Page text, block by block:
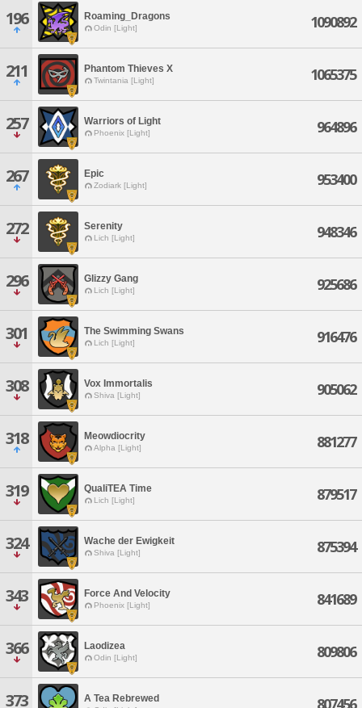
196 Roaming_Dragons
Odin [Light] 1090892
211 Phantom Thieves X
Twintania [Light] 1065375
257 Warriors of Light
Phoenix [Light] 964896
267 Epic
Zodiark [Light] 953400
272 Serenity
Lich [Light] 948346
296 Glizzy Gang
Lich [Light] 925686
301 The Swimming Swans
Lich [Light] 916476
308 Vox Immortalis
Shiva [Light] 905062
318 Meowdiocrity
Alpha [Light] 881277
319 QualiTEA Time
Lich [Light] 879517
324 Wache der Ewigkeit
Shiva [Light] 875394
343 Force And Velocity
Phoenix [Light] 841689
366 Laodizea
Odin [Light] 809806
373 A Tea Rebrewed 807456